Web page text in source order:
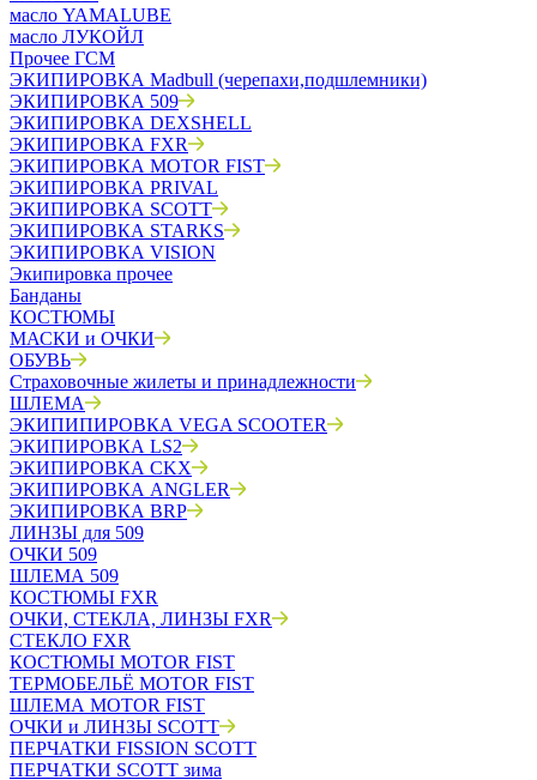
масло YAMALUBE
масло ЛУКОЙЛ
Прочее ГСМ
ЭКИПИРОВКА Madbull (черепахи,подшлемники)
ЭКИПИРОВКА 509
ЭКИПИРОВКА DEXSHELL
ЭКИПИРОВКА FXR
ЭКИПИРОВКА MOTOR FIST
ЭКИПИРОВКА PRIVAL
ЭКИПИРОВКА SCOTT
ЭКИПИРОВКА STARKS
ЭКИПИРОВКА VISION
Экипировка прочее
Банданы
КОСТЮМЫ
МАСКИ и ОЧКИ
ОБУВЬ
Страховочные жилеты и принадлежности
ШЛЕМА
ЭКИПИПИРОВКА VEGA SCOOTER
ЭКИПИРОВКА LS2
ЭКИПИРОВКА CKX
ЭКИПИРОВКА ANGLER
ЭКИПИРОВКА BRP
ЛИНЗЫ для 509
ОЧКИ 509
ШЛЕМА 509
КОСТЮМЫ FXR
ОЧКИ, СТЕКЛА, ЛИНЗЫ FXR
СТЕКЛО FXR
КОСТЮМЫ MOTOR FIST
ТЕРМОБЕЛЬЁ MOTOR FIST
ШЛЕМА MOTOR FIST
ОЧКИ и ЛИНЗЫ SCOTT
ПЕРЧАТКИ FISSION SCOTT
ПЕРЧАТКИ SCOTT зима